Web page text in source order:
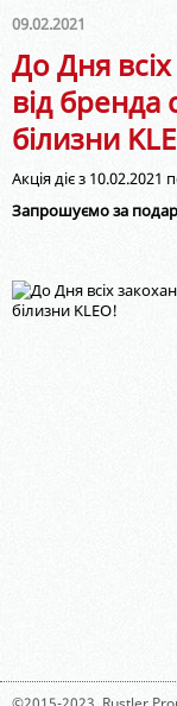
09.02.2021
До Дня
від бренда
білизни
Акція діє з 10.02.2021
Запрошуємо за